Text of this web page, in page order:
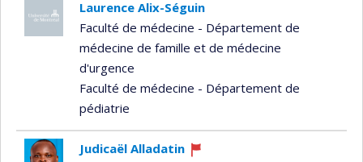
Laurence Alix-Séguin
Faculté de médecine - Département de
médecine de famille et de médecine
d'urgence
Faculté de médecine - Département de
pédiatrie
Judicaël Alladatin